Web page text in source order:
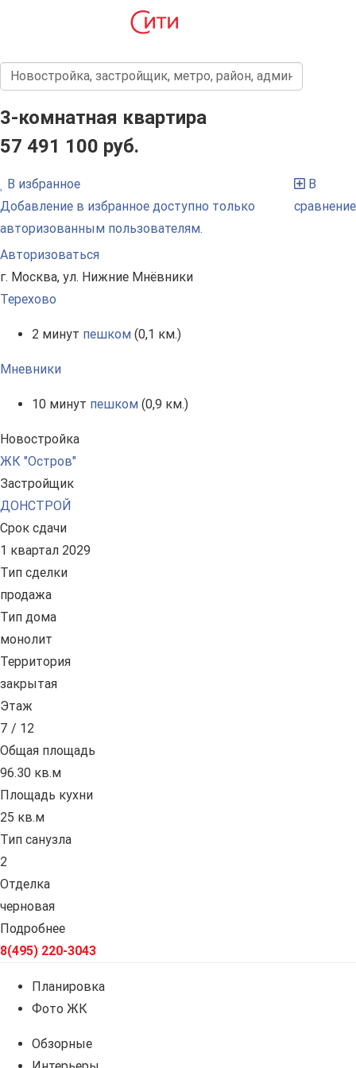
3-комнатная квартира
57 491 100 руб.
В избранное
Добавление в избранное доступно только
авторизованным пользователям.
Авторизоваться
В
сравнение
г. Москва, ул. Нижние Мнёвники
Терехово
2 минут пешком (0,1 км.)
Мневники
10 минут пешком (0,9 км.)
Новостройка
ЖК "Остров"
Застройщик
ДОНСТРОЙ
Срок сдачи
1 квартал 2029
Тип сделки
продажа
Тип дома
монолит
Территория
закрытая
Этаж
7 / 12
Общая площадь
96.30 кв.м
Площадь кухни
25 кв.м
Тип санузла
2
Отделка
черновая
Подробнее
8(495) 220-3043
Планировка
Фото ЖК
Обзорные